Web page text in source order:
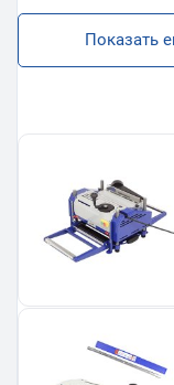
Показать